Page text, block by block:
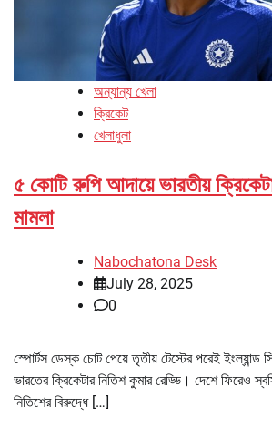
অন্যান্য খেলা
ক্রিকেট
খেলাধুলা
৫ কোটি রুপি আদায়ে ভারতীয়
মামলা
Nabochatona Desk
July 28, 2025
0
স্পোর্টস ডেস্ক চোট পেয়ে তৃতীয় টেস্টের পরেই ইংল্যান্ড
ভারতের ক্রিকেটার নিতিশ কুমার রেড্ডি। দেশে ফিরেও
নিতিশের বিরুদ্ধে […]